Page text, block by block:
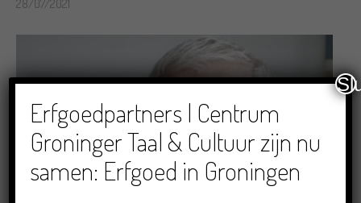
28/07/2021
Erfgoedpartners | Centrum
Groninger Taal & Cultuur zijn nu
samen: Erfgoed in Groningen